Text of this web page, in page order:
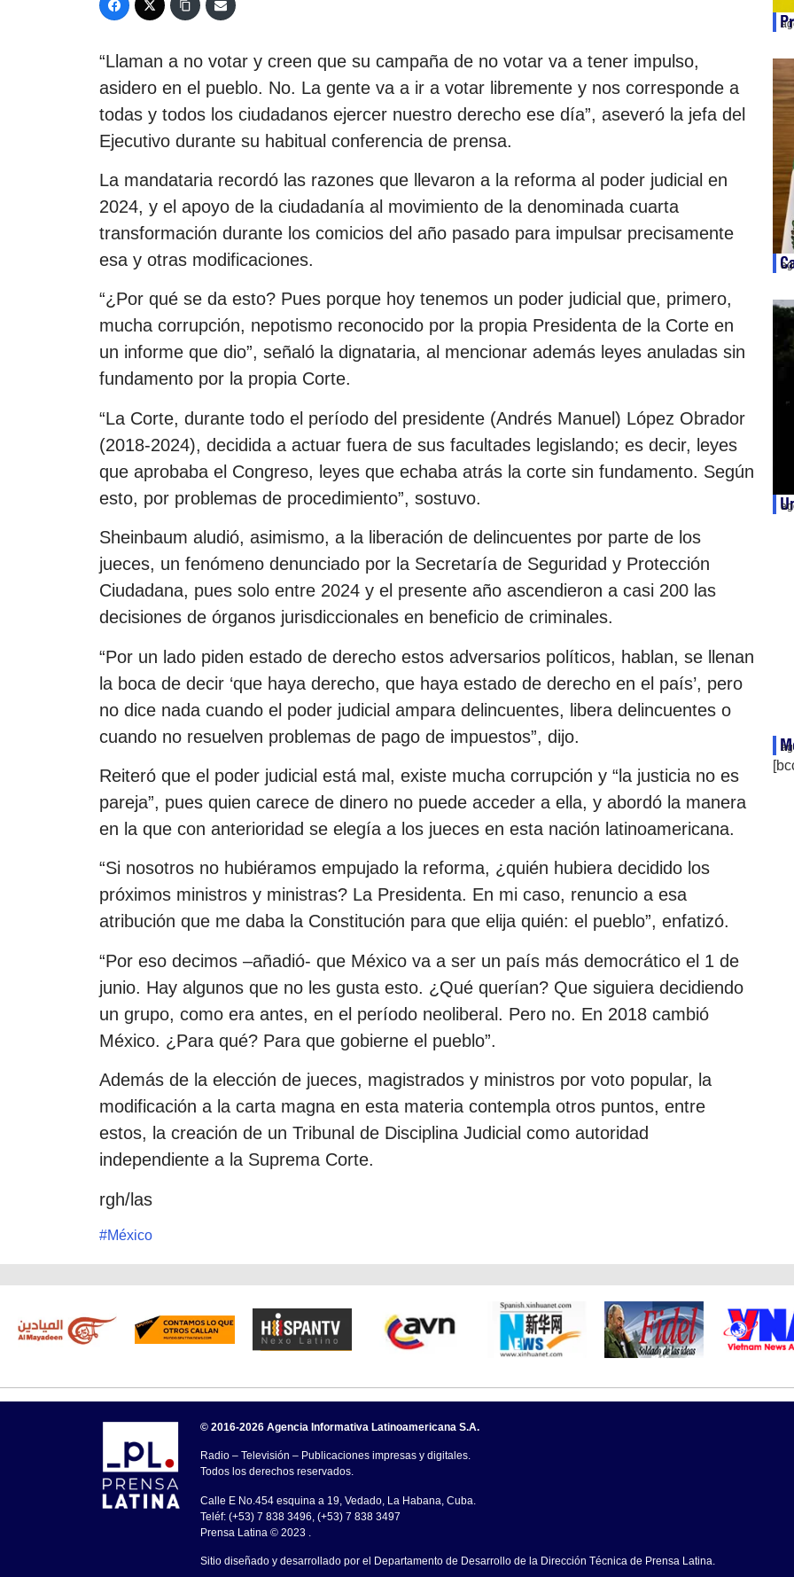
“Llaman a no votar y creen que su campaña de no votar va a tener impulso,
asidero en el pueblo. No. La gente va a ir a votar libremente y nos corresponde a
todas y todos los ciudadanos ejercer nuestro derecho ese día”, aseveró la jefa del
Ejecutivo durante su habitual conferencia de prensa.
La mandataria recordó las razones que llevaron a la reforma al poder judicial en
2024, y el apoyo de la ciudadanía al movimiento de la denominada cuarta
transformación durante los comicios del año pasado para impulsar precisamente
esa y otras modificaciones.
“¿Por qué se da esto? Pues porque hoy tenemos un poder judicial que, primero,
mucha corrupción, nepotismo reconocido por la propia Presidenta de la Corte en
un informe que dio”, señaló la dignataria, al mencionar además leyes anuladas sin
fundamento por la propia Corte.
“La Corte, durante todo el período del presidente (Andrés Manuel) López Obrador
(2018-2024), decidida a actuar fuera de sus facultades legislando; es decir, leyes
que aprobaba el Congreso, leyes que echaba atrás la corte sin fundamento. Según
esto, por problemas de procedimiento”, sostuvo.
Sheinbaum aludió, asimismo, a la liberación de delincuentes por parte de los
jueces, un fenómeno denunciado por la Secretaría de Seguridad y Protección
Ciudadana, pues solo entre 2024 y el presente año ascendieron a casi 200 las
decisiones de órganos jurisdiccionales en beneficio de criminales.
“Por un lado piden estado de derecho estos adversarios políticos, hablan, se llenan
la boca de decir ‘que haya derecho, que haya estado de derecho en el país’, pero
no dice nada cuando el poder judicial ampara delincuentes, libera delincuentes o
cuando no resuelven problemas de pago de impuestos”, dijo.
Reiteró que el poder judicial está mal, existe mucha corrupción y “la justicia no es
pareja”, pues quien carece de dinero no puede acceder a ella, y abordó la manera
en la que con anterioridad se elegía a los jueces en esta nación latinoamericana.
“Si nosotros no hubiéramos empujado la reforma, ¿quién hubiera decidido los
próximos ministros y ministras? La Presidenta. En mi caso, renuncio a esa
atribución que me daba la Constitución para que elija quién: el pueblo”, enfatizó.
“Por eso decimos –añadió- que México va a ser un país más democrático el 1 de
junio. Hay algunos que no les gusta esto. ¿Qué querían? Que siguiera decidiendo
un grupo, como era antes, en el período neoliberal. Pero no. En 2018 cambió
México. ¿Para qué? Para que gobierne el pueblo”.
Además de la elección de jueces, magistrados y ministros por voto popular, la
modificación a la carta magna en esta materia contempla otros puntos, entre
estos, la creación de un Tribunal de Disciplina Judicial como autoridad
independiente a la Suprema Corte.
rgh/las
#México
© 2016-2026 Agencia Informativa Latinoamericana S.A.
Radio – Televisión – Publicaciones impresas y digitales.
Todos los derechos reservados.
Calle E No.454 esquina a 19, Vedado, La Habana, Cuba.
Teléf: (+53) 7 838 3496, (+53) 7 838 3497
Prensa Latina © 2023 .
Sitio diseñado y desarrollado por el Departamento de Desarrollo de la Dirección Técnica de Prensa Latina.